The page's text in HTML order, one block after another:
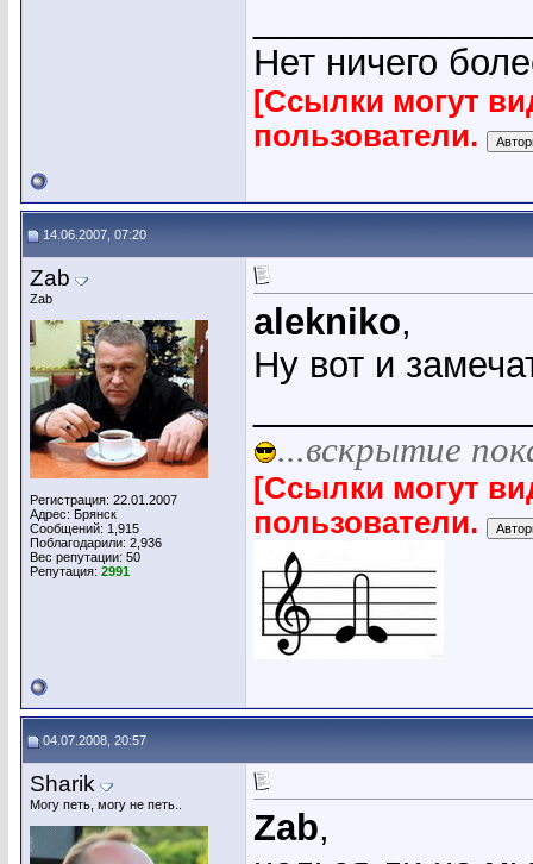
Нет ничего
[Ссылки могут
пользователи.
14.06.2007, 07:20
Zab
Zab
Регистрация: 22.01.2007
Адрес: Брянск
Сообщений: 1,915
Поблагодарили: 2,936
Вес репутации: 50
Репутация: 2991
alekniko,
Ну вот и
...вскрытие
[Ссылки могут
пользователи.
04.07.2008, 20:57
Sharik
Могу петь, могу не петь..
Zab,